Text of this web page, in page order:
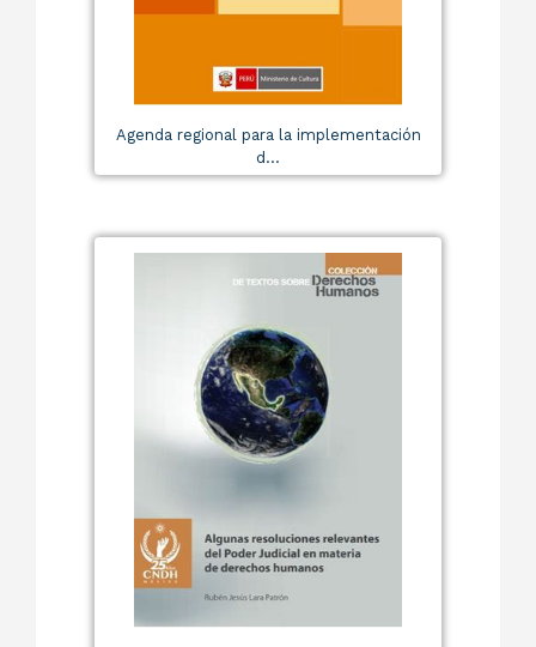
Agenda regional para la implementación
d...